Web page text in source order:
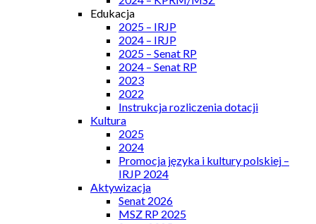
Edukacja
2025 – IRJP
2024 – IRJP
2025 – Senat RP
2024 – Senat RP
2023
2022
Instrukcja rozliczenia dotacji
Kultura
2025
2024
Promocja języka i kultury polskiej –
IRJP 2024
Aktywizacja
Senat 2026
MSZ RP 2025